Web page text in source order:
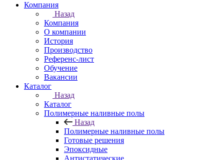
Компания
Назад
Компания
О компании
История
Производство
Референс-лист
Обучение
Вакансии
Каталог
Назад
Каталог
Полимерные наливные полы
Назад
Полимерные наливные полы
Готовые решения
Эпоксидные
Антистатические